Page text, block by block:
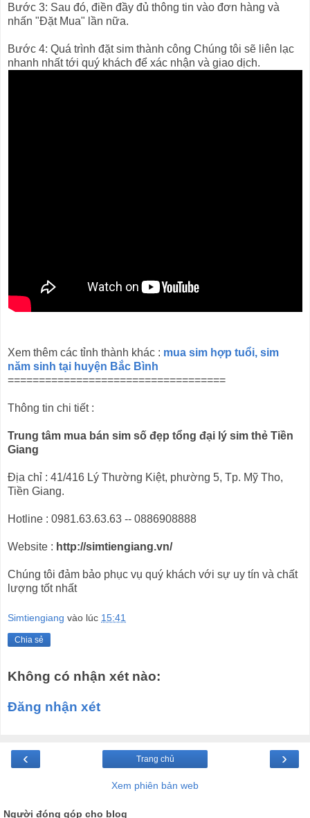
Bước 3: Sau đó, điền đầy đủ thông tin vào đơn hàng và
nhấn "Đặt Mua" lần nữa.
Bước 4: Quá trình đặt sim thành công Chúng tôi sẽ liên lạc
nhanh nhất tới quý khách để xác nhận và giao dịch.
Xem thêm các tỉnh thành khác : mua sim hợp tuổi, sim
năm sinh tại huyện Bắc Bình
===================================
Thông tin chi tiết :
Trung tâm mua bán sim số đẹp tổng đại lý sim thẻ Tiền
Giang
Địa chỉ : 41/416 Lý Thường Kiệt, phường 5, Tp. Mỹ Tho,
Tiền Giang.
Hotline : 0981.63.63.63 -- 0886908888
Website : http://simtiengiang.vn/
Chúng tôi đảm bảo phục vụ quý khách với sự uy tín và chất
lượng tốt nhất
Simtiengiang vào lúc 15:41
Chia sẻ
Không có nhận xét nào:
Đăng nhận xét
‹ ›
Trang chủ
Xem phiên bản web
Người đóng góp cho blog